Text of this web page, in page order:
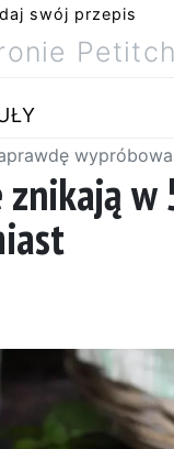
swój przepis
w